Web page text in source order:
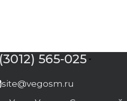
565-025
site@vegosm.ru